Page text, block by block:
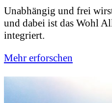
Unabhängig und frei
und dabei ist das Wohl
integriert.
Mehr erforschen